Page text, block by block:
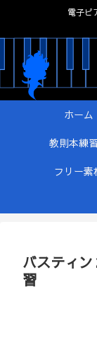
電子ピ
ホーム
教則本練
フリー素
バスティ
習